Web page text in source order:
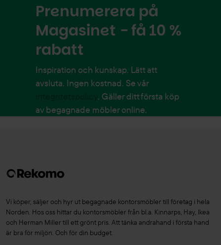
Prenumerera på
Magasinet - få 10 %
rabatt
Inspiration och kunskap. Lätt att
avsluta. Ingen kostnad. Se vår
. Gäller ditt första köp
av begagnade möbler online.
Vi köper, säljer och hyr ut begagnade kontorsmöbler till företag i hela
Norden. Hos oss hittar du kontorsmöbler från bl.a. Kinnarps, Hay, Ikea
och Herman Miller till ett grönt pris. Att tänka andrahand i första hand
är bra för miljön. Och för din budget.